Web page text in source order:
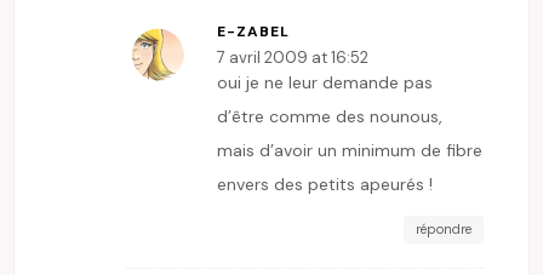
E-ZABEL
7 avril 2009 at 16:52
oui je ne leur demande pas
d’être comme des nounous,
mais d’avoir un minimum de fibre
envers des petits apeurés !
répondre